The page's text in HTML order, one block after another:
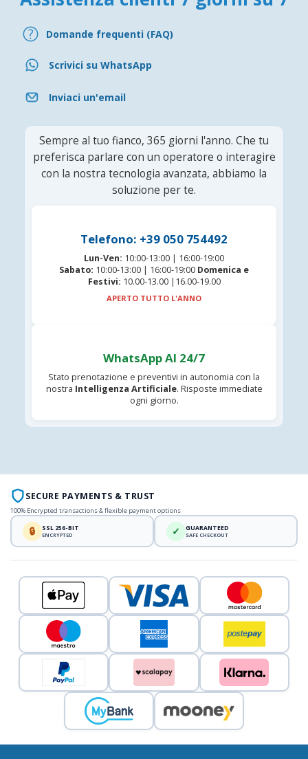
Domande frequenti (FAQ)
Scrivici su WhatsApp
Inviaci un'email
Sempre al tuo fianco, 365 giorni l'anno. Che tu
preferisca parlare con un operatore o interagire
con la nostra tecnologia avanzata, abbiamo la
soluzione per te.
Telefono: +39 050 754492
Lun-Ven: 10:00-13:00 | 16:00-19:00
Sabato: 10:00-13:00 | 16:00-19:00 Domenica e
Festivi: 10.00-13.00 |16.00-19.00
APERTO TUTTO L'ANNO
WhatsApp AI 24/7
Stato prenotazione e preventivi in autonomia con la
nostra Intelligenza Artificiale. Risposte immediate
ogni giorno.
SECURE PAYMENTS & TRUST
100% Encrypted transactions & flexible payment options
🔒 SSL 256-BIT
ENCRYPTED ✓ GUARANTEED
SAFE CHECKOUT